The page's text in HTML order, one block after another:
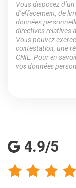
Vous disposez
d’effacement, de
données
directives relatives
Vous pouvez
contestation, une
CNIL. Pour en
vos données
4.9/5